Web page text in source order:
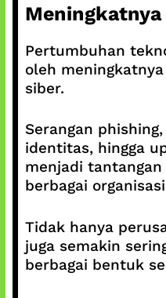
Pertumbuhan
oleh
siber.
Serangan
identitas, hingga
menjadi
berbagai
Tidak hanya
juga semakin
berbagai bentuk